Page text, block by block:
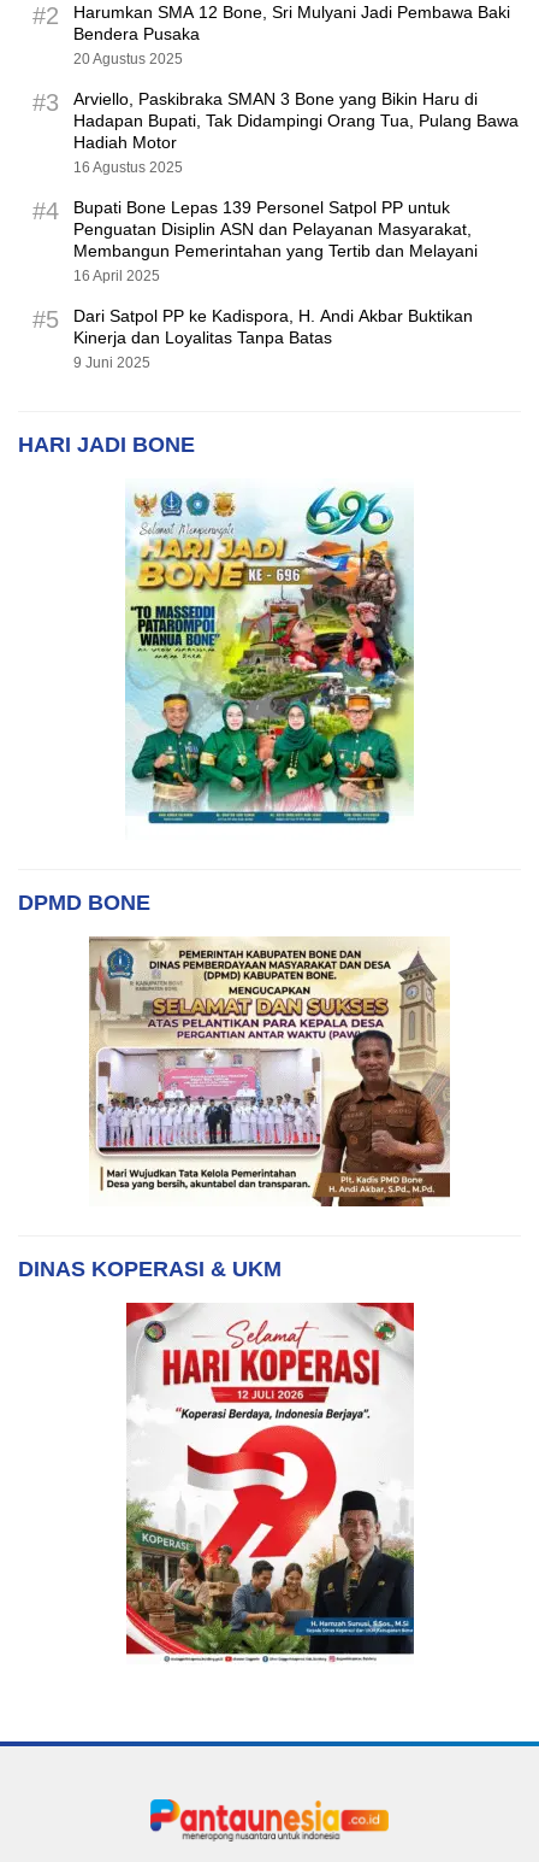
#2
Harumkan SMA 12 Bone, Sri Mulyani Jadi Pembawa Baki
Bendera Pusaka
20 Agustus 2025
#3
Arviello, Paskibraka SMAN 3 Bone yang Bikin Haru di
Hadapan Bupati, Tak Didampingi Orang Tua, Pulang Bawa
Hadiah Motor
16 Agustus 2025
#4
Bupati Bone Lepas 139 Personel Satpol PP untuk
Penguatan Disiplin ASN dan Pelayanan Masyarakat,
Membangun Pemerintahan yang Tertib dan Melayani
16 April 2025
#5
Dari Satpol PP ke Kadispora, H. Andi Akbar Buktikan
Kinerja dan Loyalitas Tanpa Batas
9 Juni 2025
HARI JADI BONE
DPMD BONE
DINAS KOPERASI & UKM